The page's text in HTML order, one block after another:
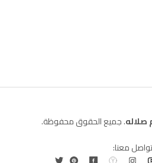
. جميع الحقوق محفوظة.
تواصل معنا: